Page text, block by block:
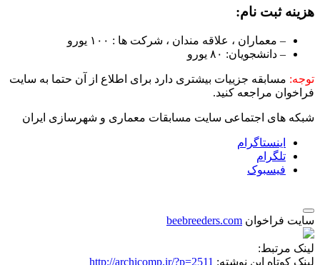
هزینه ثبت نام:
– معماران ، علاقه مندان ، شرکت ها : ۱۰۰ یورو
– دانشجویان: ۸۰ یورو
توجه: مسابقه جزییات بیشتری دارد برای اطلاع از آن حتما به سایت
فراخوان مراجعه کنید.
شبکه های اجتماعی سایت مسابقات معماری و شهرسازی ایران
اینستاگرام
تلگرام
فیسبوک
سایت فراخوان beebreeders.com
لینک مرتبط:
لینک کوتاه این نوشته: http://archicomp.ir/?p=2511